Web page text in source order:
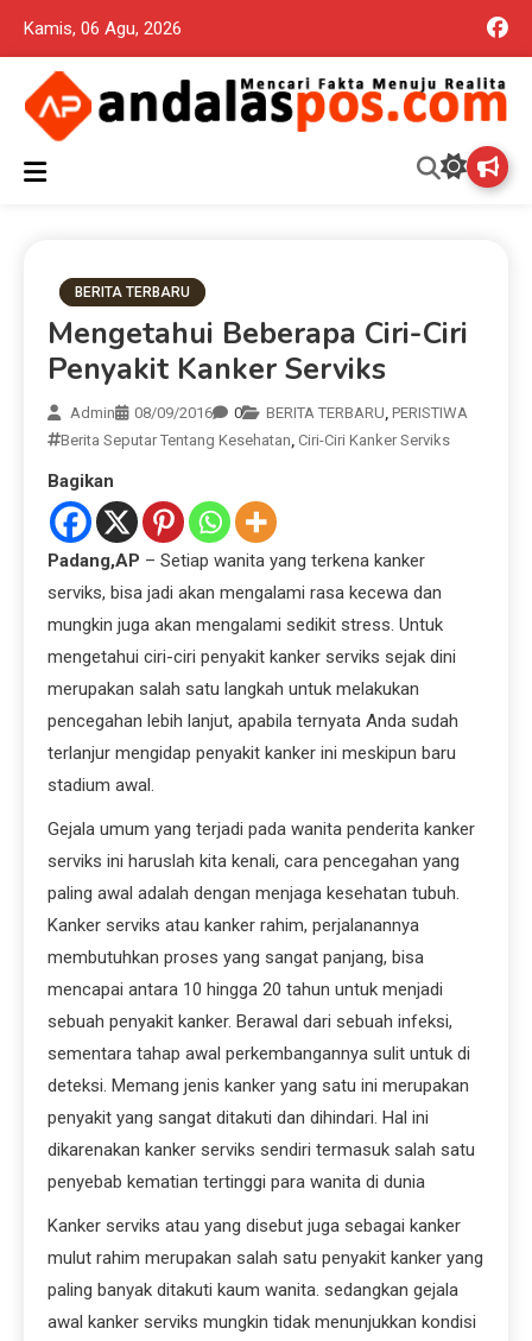
Kamis, 06 Agu, 2026
Andalas Pos Situs Berita
Mencari Fakta Menuju Realita memuat ragam berita aktual dan
terpercaya seputar politik nasional, daerah dan ragam berita
BERITA TERBARU
Mengetahui Beberapa Ciri-Ciri
Penyakit Kanker Serviks
Admin 08/09/2016 0 BERITA TERBARU PERISTIWA
Berita Seputar Tentang Kesehatan Ciri-Ciri Kanker Serviks
Bagikan
Padang,AP – Setiap wanita yang terkena kanker
serviks, bisa jadi akan mengalami rasa kecewa dan
mungkin juga akan mengalami sedikit stress. Untuk
mengetahui ciri-ciri penyakit kanker serviks sejak dini
merupakan salah satu langkah untuk melakukan
pencegahan lebih lanjut, apabila ternyata Anda sudah
terlanjur mengidap penyakit kanker ini meskipun baru
stadium awal.
Gejala umum yang terjadi pada wanita penderita kanker
serviks ini haruslah kita kenali, cara pencegahan yang
paling awal adalah dengan menjaga kesehatan tubuh.
Kanker serviks atau kanker rahim, perjalanannya
membutuhkan proses yang sangat panjang, bisa
mencapai antara 10 hingga 20 tahun untuk menjadi
sebuah penyakit kanker. Berawal dari sebuah infeksi,
sementara tahap awal perkembangannya sulit untuk di
deteksi. Memang jenis kanker yang satu ini merupakan
penyakit yang sangat ditakuti dan dihindari. Hal ini
dikarenakan kanker serviks sendiri termasuk salah satu
penyebab kematian tertinggi para wanita di dunia
Kanker serviks atau yang disebut juga sebagai kanker
mulut rahim merupakan salah satu penyakit kanker yang
paling banyak ditakuti kaum wanita. sedangkan gejala
awal kanker serviks mungkin tidak menunjukkan kondisi